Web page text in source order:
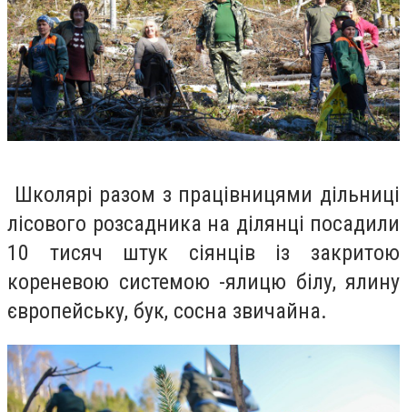
Школярі разом з працівницями дільниці
лісового розсадника на ділянці посадили
10 тисяч штук сіянців із закритою
кореневою системою -ялицю білу, ялину
європейську, бук, сосна звичайна.